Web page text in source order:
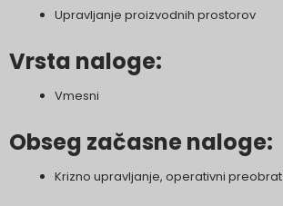
Upravljanje proizvodnih prostorov
Vrsta naloge:
Vmesni
Obseg začasne naloge:
Krizno upravljanje, operativni preobrat